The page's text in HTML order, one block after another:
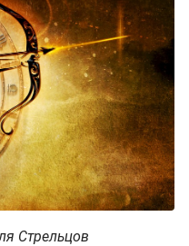
Стрельцов